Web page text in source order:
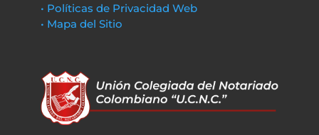
• Políticas de Privacidad Web
• Mapa del Sitio